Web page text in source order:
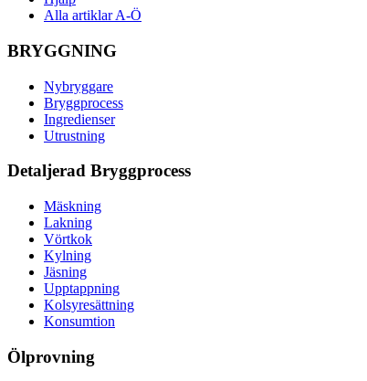
Alla artiklar A-Ö
BRYGGNING
Nybryggare
Bryggprocess
Ingredienser
Utrustning
Detaljerad Bryggprocess
Mäskning
Lakning
Vörtkok
Kylning
Jäsning
Upptappning
Kolsyresättning
Konsumtion
Ölprovning